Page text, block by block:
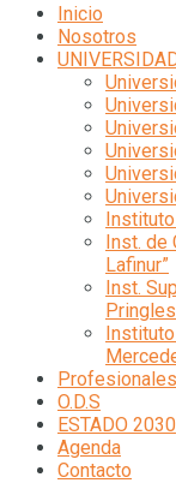
Inicio
Nosotros
Inst. de
Lafinur”
Inst.
Profesionales
O.D.S
ESTADO 2030
Agenda
Contacto